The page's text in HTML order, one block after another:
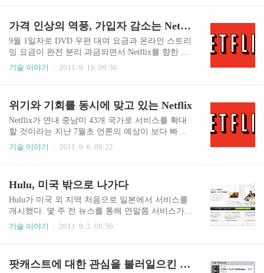
라는 사명을 그대로 이용한다. 이처럼 Netflix가 회
사를 분할하는 배경에는 역시나 최근의 스트리밍
요금 과금 파동이 가장 큰 것 같다. 9월 1일부터 미
국 고객들을 상대로 스트리밍 서비스 과금을 시작
하면서 요금이 최대 60% 가량 인상되었기 때문이
다. 지난 6월 ..
가격 인상의 역풍, 가입자 감소는 Netflix의 고민
9월 1일자로 DVD 우편 대여 요금과 온라인 스트리
밍 요금이 완전 분리 과금되면서 Netflix를 향한 소
비자들의 반발이 더욱 거세졌다. 60%의 요금 인상
정도가 감소할 것으로 보여 가격인상의 여파가 가
입자수 감소로 이어지는 것 같다. 2011/07/13 - Netfl
ix, 미국에서 온라인 스트리밍 서비스 유료화 전격
발표 지난 7월 Netflix는 미국에서 이제까지 무료로
제공하던 온라인 스트리밍 서비스를 유료화한다고
젠 각각 7.99 ..
기술 이야기 2011. 9. 16. 09:36
위기와 기회를 동시에 맞고 있는 Netflix
Netflix가 연내 중남미 43개 국가로 서비스를 확대
할 것이라는 지난 7월초 언론의 예상이 보다 빠르
게 실현되는 것 같다. 현지시각으로 9월 5일 월요일
아르헨티나, 파라과이, 우루과이로 서비스를 확대
하고, 볼리비아, 칠레, 콜럼비아, 에콰도르, 페루,
베네수엘라, 멕시코, 중앙 아메리카과 캐러비안해
내의 국가들은 금주내로 서비스를 시작한다. 미국
과 캐나다에 이어 남북 아메리카 대륙 전체에 스트
비스를 시작했다. 캐나다는 지리, 문화적..
기술 이야기 2011. 9. 6. 09:22
Hulu, 미국 밖으로 나가다
Hulu가 미국 외 지역 처음으로 일본에서 서비스를
개시했다. 몇 주 전 뉴스를 통해 연말쯤 서비스가
시작될 것으로 예상되었지만 이보다 훨씬 빠르게 9
국의 10 달러 요금에 비하면 두 배 수준이다. 하지
기술 이야기 2011. 9. 2. 08:56
팟캐스트에 대한 관심을 불러일으킨 김어준의 뉴욕타임스